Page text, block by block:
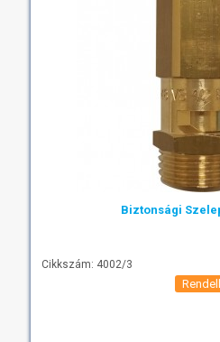
Biztonsági
Cikkszám: 4002/3